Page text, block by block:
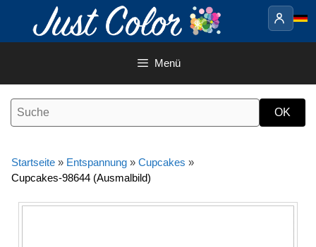
Inhalt
Menü
Startseite » Entspannung » Cupcakes »
Cupcakes-98644 (Ausmalbild)